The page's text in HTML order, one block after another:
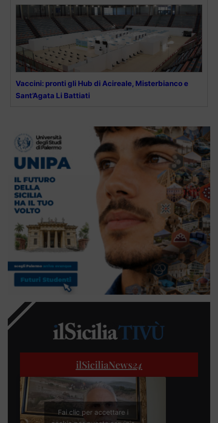
Vaccini: pronti gli Hub di Acireale, Misterbianco e
Sant’Agata Li Battiati
ilSiciliaNews24
Fai clic per accettare i